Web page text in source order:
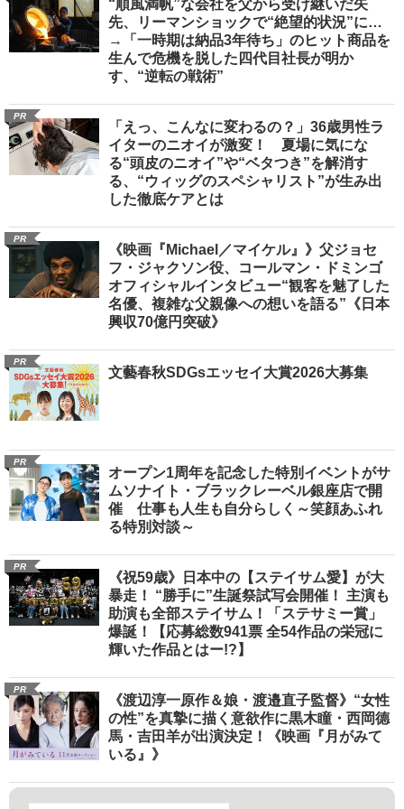
“順風満帆”な会社を父から受け継いだ矢
先、リーマンショックで“絶望的状況”に…
→「一時期は納品3年待ち」のヒット商品を
生んで危機を脱した四代目社長が明か
す、“逆転の戦術”
PR
「えっ、こんなに変わるの？」36歳男性ラ
イターのニオイが激変！ 夏場に気にな
る“頭皮のニオイ”や“ベタつき”を解消す
る、“ウィッグのスペシャリスト”が生み出
した徹底ケアとは
PR
《映画『Michael／マイケル』》父ジョセ
フ・ジャクソン役、コールマン・ドミンゴ
オフィシャルインタビュー“観客を魅了した
名優、複雑な父親像への想いを語る”《日本
興収70億円突破》
PR
文藝春秋SDGsエッセイ大賞2026大募集
PR
オープン1周年を記念した特別イベントがサ
ムソナイト・ブラックレーベル銀座店で開
催 仕事も人生も自分らしく～笑顔あふれ
る特別対談～
PR
《祝59歳》日本中の【ステイサム愛】が大
暴走！ “勝手に”生誕祭試写会開催！ 主演も
助演も全部ステイサム！「ステサミー賞」
爆誕！【応募総数941票 全54作品の栄冠に
輝いた作品とはー!?】
PR
《渡辺淳一原作＆娘・渡邉直子監督》“女性
の性”を真摯に描く意欲作に黒木瞳・西岡德
馬・吉田羊が出演決定！《映画『月がみて
いる』》